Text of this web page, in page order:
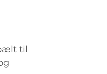
til